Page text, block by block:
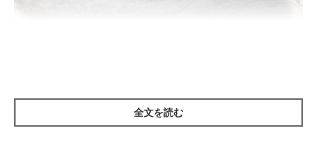
猫がしっぽの先だけを「パタパタ」と振るしぐさは、
全文を読む